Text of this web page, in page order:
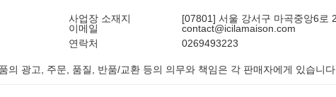
사업장 소재지
[07801] 서울 강서구 마곡중앙6로
이메일
contact@icilamaison.com
연락처 0269493223
의 광고, 주문, 품질, 반품/교환 등의 의무와 책임은 각 판매자에게 있습니